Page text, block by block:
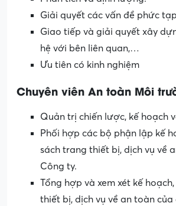
Giải quyết các vấn đề phức
Giao tiếp và giải quyết xây
hệ với bên liên quan,…
Ưu tiên có kinh nghiệm
Chuyên viên An toàn Môi
Quản trị chiến lược, kế hoạch
Phối hợp các bộ phận lập kế
sách trang thiết bị, dịch vụ về
Công ty.
Tổng hợp và xem xét kế
thiết bị, dịch vụ về an toàn